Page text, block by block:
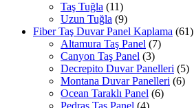
Taş Tuğla (11)
Uzun Tuğla (9)
Fiber Taş Duvar Panel Kaplama (61)
Altamura Taş Panel (7)
Canyon Taş Panel (3)
Decrepito Duvar Panelleri (5)
Montana Duvar Panelleri (6)
Ocean Taraklı Panel (6)
Pedras Taş Panel (4)